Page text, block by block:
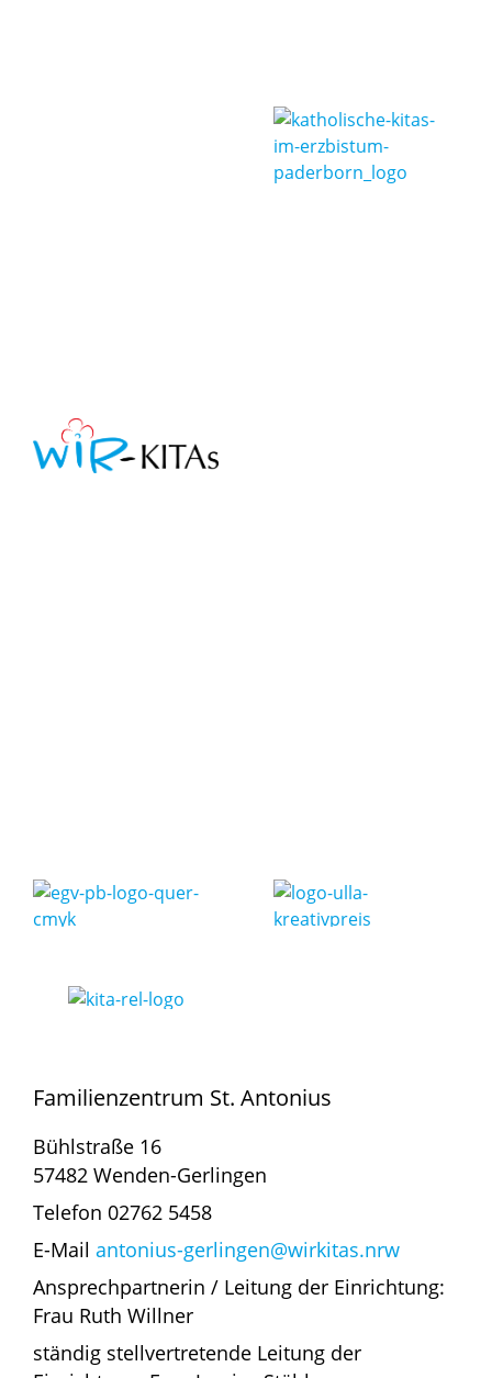
Familienzentrum St. Antonius
Bühlstraße 16
57482 Wenden-Gerlingen
Telefon 02762 5458
E-Mail antonius-gerlingen@wirkitas.nrw
Ansprechpartnerin / Leitung der Einrichtung:
Frau Ruth Willner
ständig stellvertretende Leitung der